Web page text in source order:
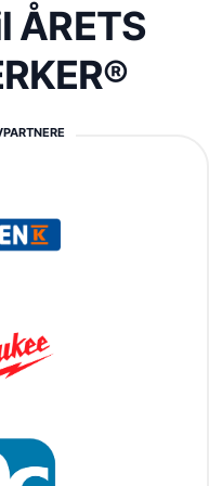
ÅRETS